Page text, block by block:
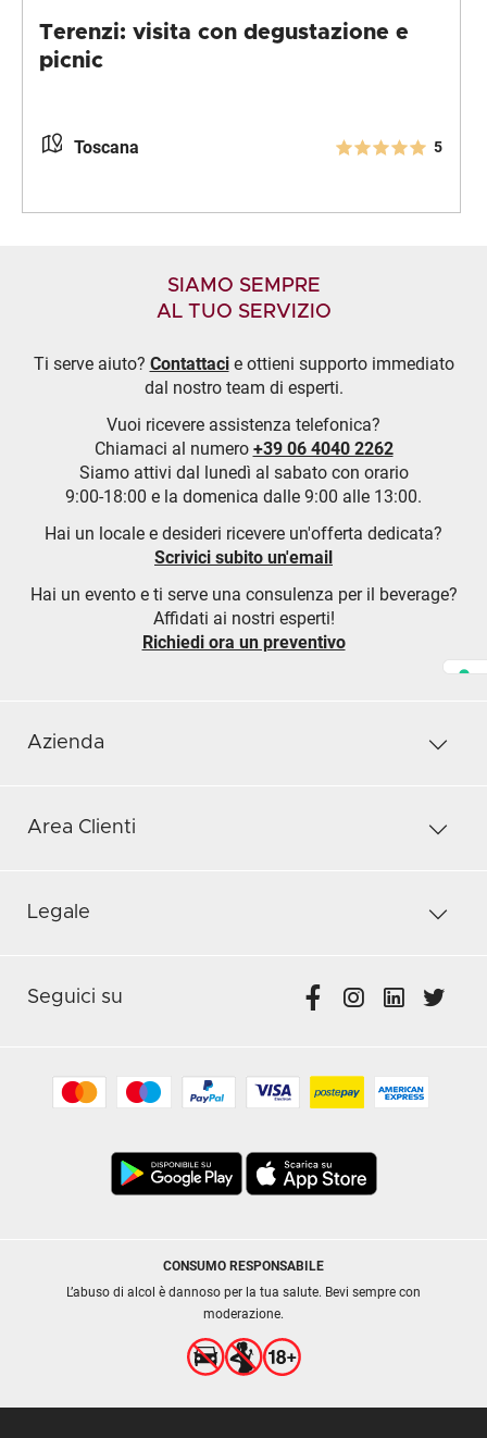
Terenzi: visita con degustazione e
picnic
Toscana 5
SIAMO SEMPRE
AL TUO SERVIZIO
Ti serve aiuto? Contattacie ottieni supporto immediato
dal nostro team di esperti.
Vuoi ricevere assistenza telefonica?
Chiamaci al numero +39 06 4040 2262
Siamo attivi dal lunedì al sabato con orario
9:00-18:00 e la domenica dalle 9:00 alle 13:00.
Hai un locale e desideri ricevere un'offerta dedicata?
Scrivici subito un'email
Hai un evento e ti serve una consulenza per il beverage?
Affidati ai nostri esperti!
Richiedi ora un preventivo
Azienda
Area Clienti
Legale
Seguici su
CONSUMO RESPONSABILE
L’abuso di alcol è dannoso per la tua salute. Bevi sempre con
moderazione.